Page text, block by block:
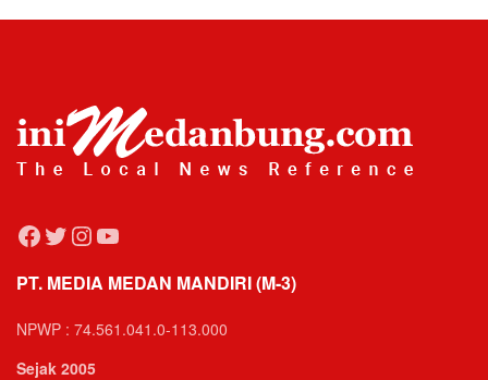
Facebook
Twitter
Instagram
YouTube
PT. MEDIA MEDAN MANDIRI (M-3)
NPWP : 74.561.041.0-113.000
Sejak 2005